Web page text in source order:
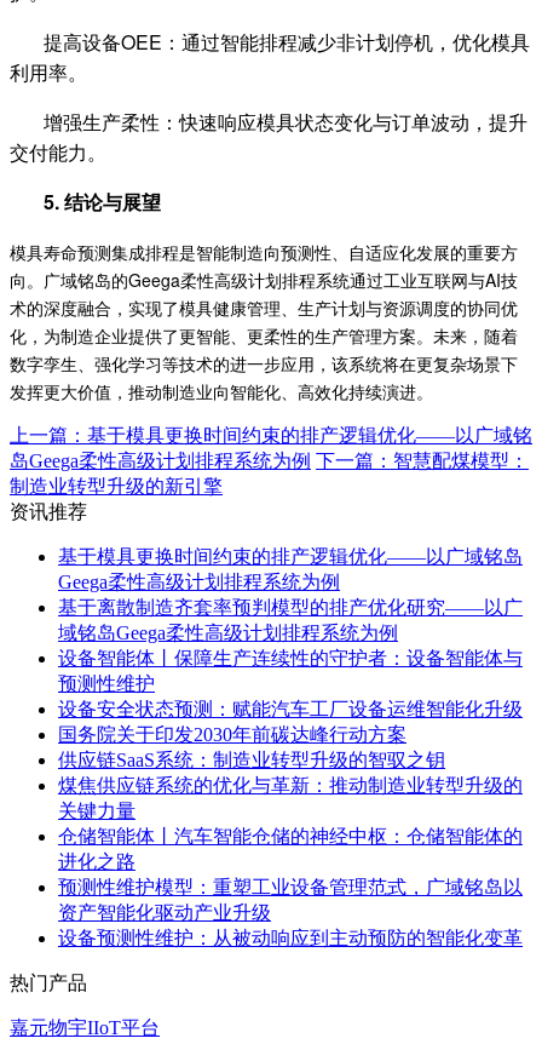
提高设备OEE ：通过智能排程减少非计划停机，优化模具
利用率。
增强生产柔性：快速响应模具状态变化与订单波动，提升
交付能力。
5.结论与展望
模具寿命预测集成排程是智能制造向预测性、自适应化发展的重要方
向。广域铭岛的Geega柔性高级计划排程系统通过工业互联网与AI技
术的深度融合，实现了模具健康管理、生产计划与资源调度的协同优
化，为制造企业提供了更智能、更柔性的生产管理方案。未来，随着
数字孪生、强化学习等技术的进一步应用，该系统将在更复杂场景下
发挥更大价值，推动制造业向智能化、高效化持续演进。
上一篇：基于模具更换时间约束的排产逻辑优化——以广域铭
岛Geega柔性高级计划排程系统为例 下一篇：智慧配煤模型：
制造业转型升级的新引擎
资讯推荐
基于模具更换时间约束的排产逻辑优化——以广域铭岛
Geega柔性高级计划排程系统为例
基于离散制造齐套率预判模型的排产优化研究——以广
域铭岛Geega柔性高级计划排程系统为例
设备智能体丨保障生产连续性的守护者：设备智能体与
预测性维护
设备安全状态预测：赋能汽车工厂设备运维智能化升级
国务院关于印发2030年前碳达峰行动方案
供应链SaaS系统：制造业转型升级的智驭之钥
煤焦供应链系统的优化与革新：推动制造业转型升级的
关键力量
仓储智能体丨汽车智能仓储的神经中枢：仓储智能体的
进化之路
预测性维护模型：重塑工业设备管理范式，广域铭岛以
资产智能化驱动产业升级
设备预测性维护：从被动响应到主动预防的智能化变革
热门产品
嘉元物宇IIoT平台